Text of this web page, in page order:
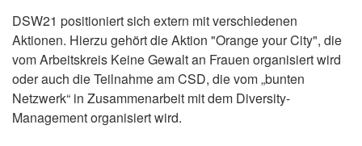
DSW21 positioniert sich extern mit verschiedenen
Aktionen. Hierzu gehört die Aktion "Orange your City", die
vom Arbeitskreis Keine Gewalt an Frauen organisiert wird
oder auch die Teilnahme am CSD, die vom „bunten
Netzwerk“ in Zusammenarbeit mit dem Diversity-
Management organisiert wird.